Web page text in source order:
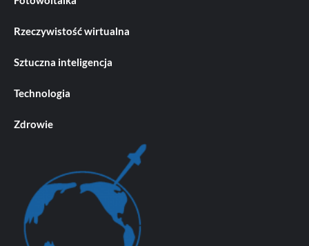
Rzeczywistość wirtualna
Sztuczna inteligencja
Technologia
Zdrowie